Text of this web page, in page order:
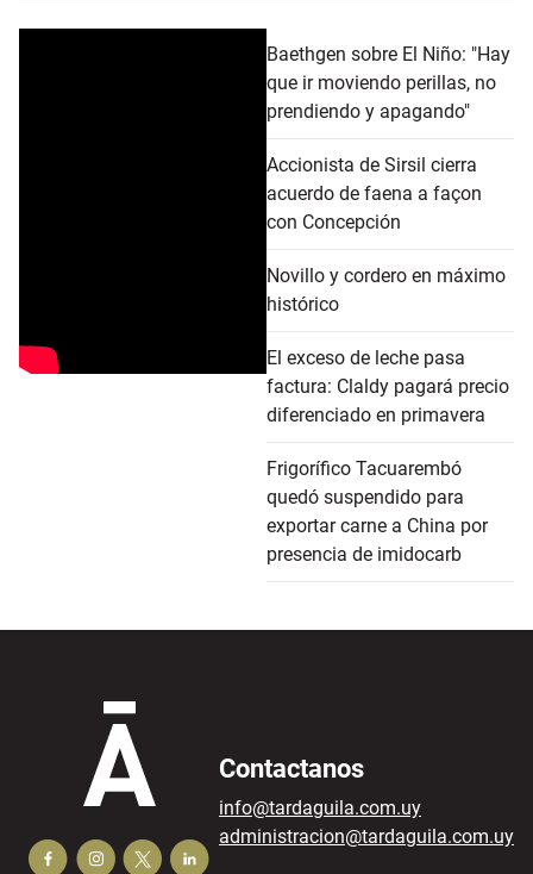
Baethgen sobre El Niño: "Hay
que ir moviendo perillas, no
prendiendo y apagando"
Accionista de Sirsil cierra
acuerdo de faena a façon
con Concepción
Novillo y cordero en máximo
histórico
El exceso de leche pasa
factura: Claldy pagará precio
diferenciado en primavera
Frigorífico Tacuarembó
quedó suspendido para
exportar carne a China por
presencia de imidocarb
Contactanos
info@tardaguila.com.uy
administracion@tardaguila.com.uy